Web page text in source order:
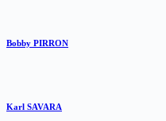
Bobby PIRRON
Karl SAVARA